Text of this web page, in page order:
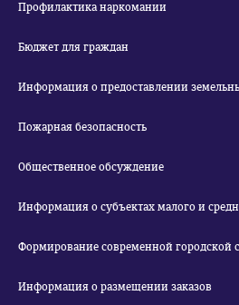
Профилактика наркомании
Бюджет для граждан
Информация о предоставлении
Пожарная безопасность
Общественное обсуждение
Информация о субъектах малого и
Формирование современной
Информация о размещении заказов